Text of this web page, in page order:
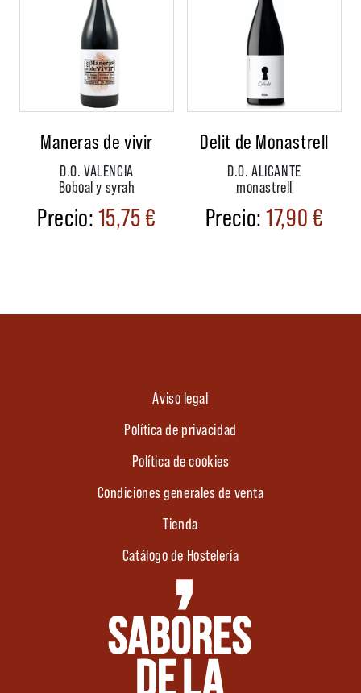
Maneras de vivir
D.O. VALENCIA
Boboal y syrah
15,75€
Delit de Monastrell
D.O. ALICANTE
monastrell
17,90€
Aviso legal
Política de privacidad
Política de cookies
Condiciones generales de venta
Tienda
Catálogo de Hostelería